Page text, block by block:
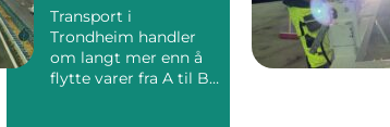
Transport i
Trondheim handler
om langt mer enn å
flytte varer fra A til B.